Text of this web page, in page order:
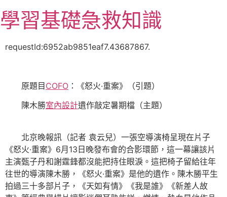
至
主
學習基礎急救知識
requestId:6952ab9851eaf7.43687867.
原題目COFO ：《怒火·重案》（引題）
陳木勝室內設計遺作敲定暑期檔（主題）
北京晚報訊（記者 袁云兒）一張空導演椅呈現在片子
《怒火·重案》6月13日晚發布會的合影環節，這一幕讓該片
主演甄子丹和謝霆鋒都沒能把持住眼淚。這把椅子留給往年
往世的導演陳木勝，《怒火·重案》是他的遺作。陳木勝平生
拍過三十多部片子，《天如有情》《我是誰》《新差人故